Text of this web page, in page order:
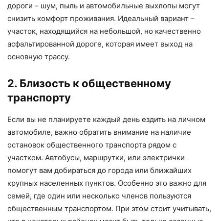
дороги – шум, пыль и автомобильные выхлопы могут
снизить комфорт проживания. Идеальный вариант –
участок, находящийся на небольшой, но качественно
асфальтированной дороге, которая имеет выход на
основную трассу.
2. Близость к общественному
транспорту
Если вы не планируете каждый день ездить на личном
автомобиле, важно обратить внимание на наличие
остановок общественного транспорта рядом с
участком. Автобусы, маршрутки, или электрички
помогут вам добираться до города или ближайших
крупных населенных пунктов. Особенно это важно для
семей, где один или несколько членов пользуются
общественным транспортом. При этом стоит учитывать,